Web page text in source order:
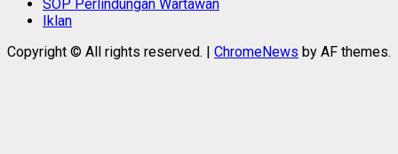
SOP Perlindungan Wartawan
Iklan
Copyright © All rights reserved. | ChromeNews by AF themes.